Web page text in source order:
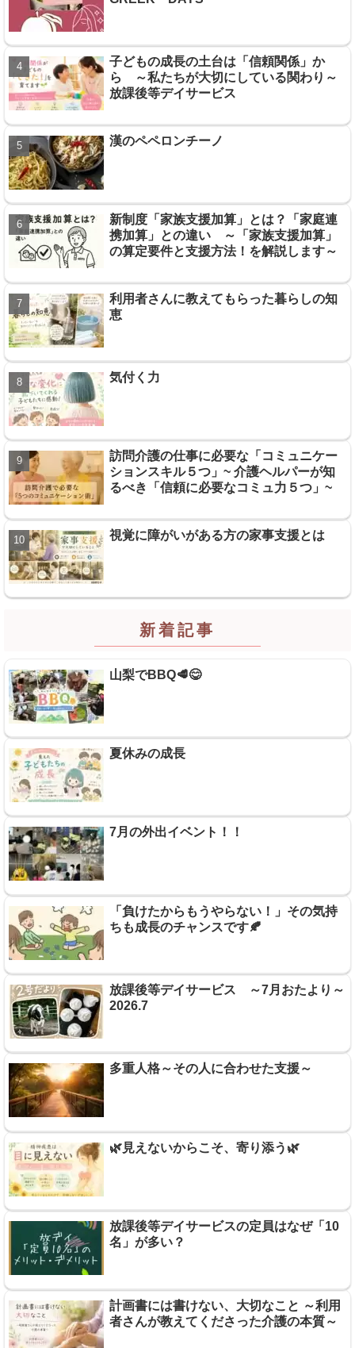
子どもの成長の土台は「信頼関係」か
ら ～私たちが大切にしている関わり～
放課後等デイサービス
漢のペペロンチーノ
新制度「家族支援加算」とは？「家庭連
携加算」との違い ～「家族支援加算」
の算定要件と支援方法！を解説します～
利用者さんに教えてもらった暮らしの知
恵
気付く力
訪問介護の仕事に必要な「コミュニケー
ションスキル５つ」~ 介護ヘルパーが知
るべき「信頼に必要なコミュ力５つ」~
視覚に障がいがある方の家事支援とは
新着記事
山梨でBBQ🥩😋
夏休みの成長
7月の外出イベント！！
「負けたからもうやらない！」その気持
ちも成長のチャンスです🍂
放課後等デイサービス ～7月おたより～
2026.7
多重人格～その人に合わせた支援～
🌿見えないからこそ、寄り添う🌿
放課後等デイサービスの定員はなぜ「10
名」が多い？
計画書には書けない、大切なこと ～利用
者さんが教えてくださった介護の本質～